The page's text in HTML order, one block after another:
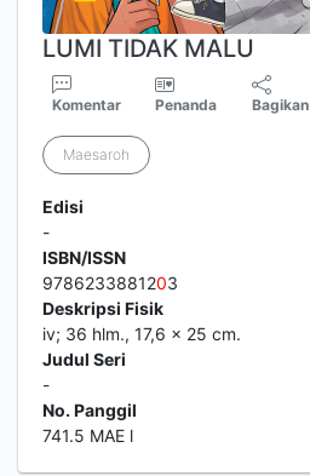
LUMI TIDAK MALU
Komentar Penanda Bagikan
Maesaroh
Edisi
-
ISBN/ISSN
9786233881203
Deskripsi Fisik
iv; 36 hlm., 17,6 x 25 cm.
Judul Seri
-
No. Panggil
741.5 MAE l